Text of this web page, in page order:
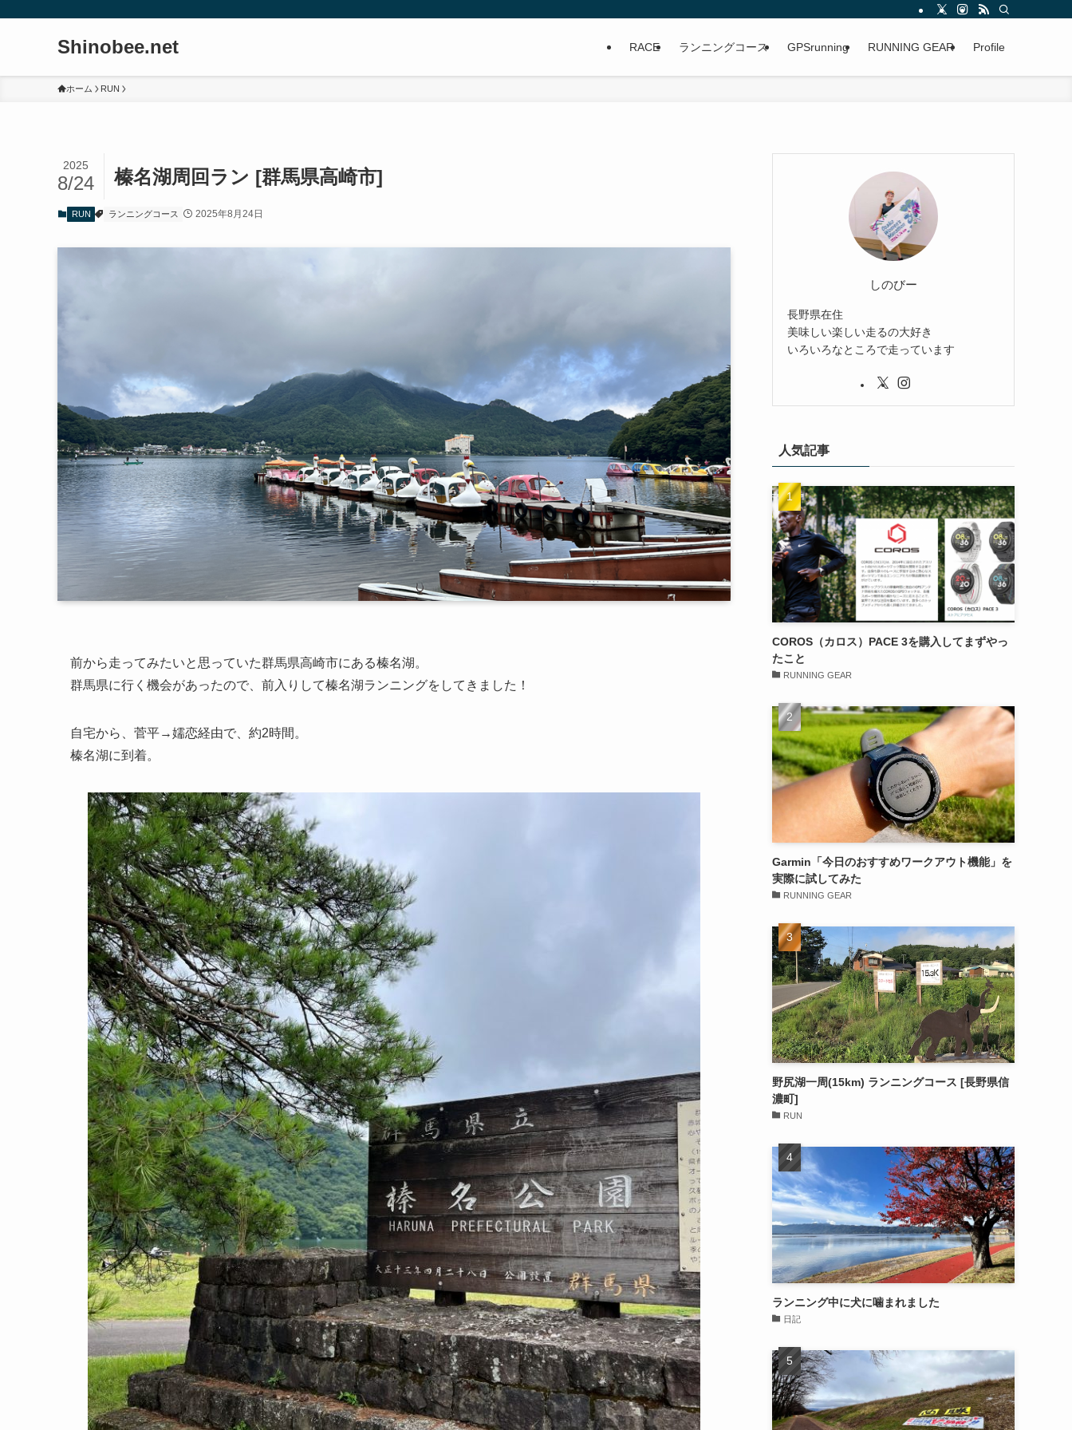
Shinobee.net RACE ランニングコース GPSrunning RUNNING GEAR Profile
ホーム RUN
榛名湖周回ラン [群馬県高崎市]
2025
8/24
RUN ランニングコース 2025年8月24日
前から走ってみたいと思っていた群馬県高崎市にある榛名湖。
群馬県に行く機会があったので、前入りして榛名湖ランニングをしてきました！
自宅から、菅平→嬬恋経由で、約2時間。
榛名湖に到着。
しのびー
長野県在住
美味しい楽しい走るの大好き
いろいろなところで走っています
人気記事
COROS（カロス）PACE 3を購入してまずやっ
たこと
RUNNING GEAR
Garmin「今日のおすすめワークアウト機能」を
実際に試してみた
RUNNING GEAR
野尻湖一周(15km) ランニングコース [長野県信
濃町]
RUN
ランニング中に犬に噛まれました
日記